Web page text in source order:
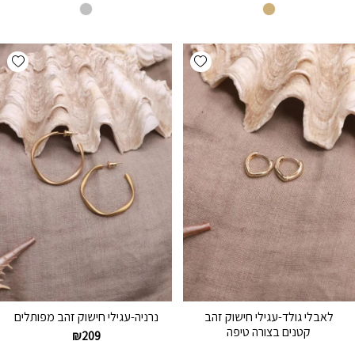
Add wishlist
לאבלי גולד-עגילי חישוק זהב
קטנים בצורה טיפה
נרניה-עגילי חישוק זהב מפותלים
₪209